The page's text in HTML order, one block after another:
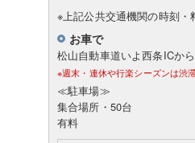
※上記公共交通機関の時刻
お車で
松山自動車道いよ西条ICか
※週末・連休や行楽シーズンは渋
≪駐車場≫
集合場所・50台
有料